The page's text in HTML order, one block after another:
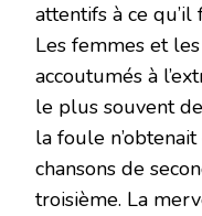
attentifs à ce qu’il
Les femmes et
accoutumés à
le plus souvent
la foule
chansons de
troisième. La